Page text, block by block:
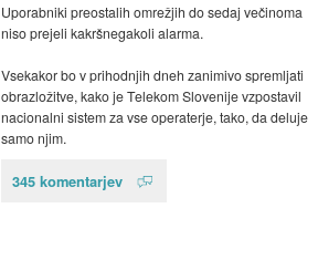
Uporabniki preostalih omrežjih do sedaj večinoma
niso prejeli kakršnegakoli alarma.
Vsekakor bo v prihodnjih dneh zanimivo spremljati
obrazložitve, kako je Telekom Slovenije vzpostavil
nacionalni sistem za vse operaterje, tako, da deluje
samo njim.
345 komentarjev